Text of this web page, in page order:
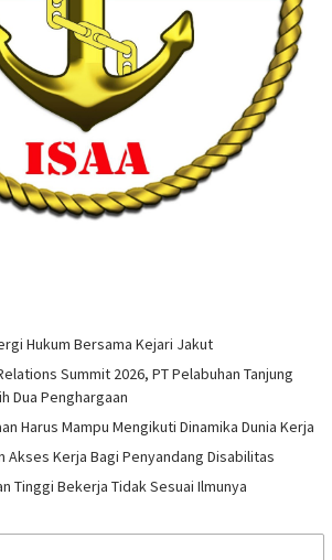
Hukum Bersama Kejari Jakut
Summit 2026, PT Pelabuhan Tanjung
Dua Penghargaan
Harus Mampu Mengikuti Dinamika Dunia Kerja
Akses Kerja Bagi Penyandang Disabilitas
Tinggi Bekerja Tidak Sesuai Ilmunya